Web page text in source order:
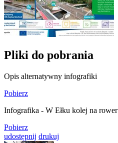
Pliki do pobrania
Opis alternatywny infografiki
Pobierz
Infografika - W Ełku kolej na rower
Pobierz
udostępnij drukuj